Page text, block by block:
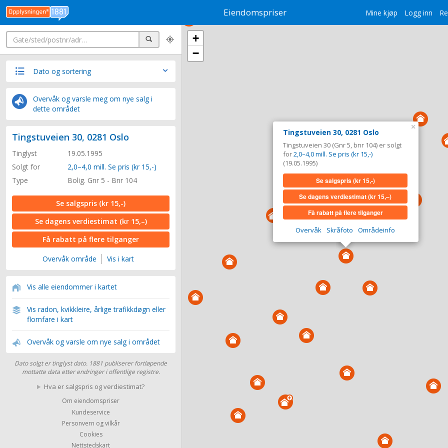
Mine kjøp Logg inn
Eiendomspriser
Søk
Dato og sortering
Overvåk og varsle meg om nye salg i
dette området
Tingstuveien 30, 0281 Oslo
Tinglyst
19.05.1995
Solgt for
2,0–4,0 mill. Se pris (kr 15,-)
Type
Bolig. Gnr 5 - Bnr 104
Se salgspris (kr 15,-)
Se dagens verdiestimat (kr 15,–)
Få rabatt på flere tilganger
Overvåk område Vis i kart
Vis alle eiendommer i kartet
Vis radon, kvikkleire, årlige trafikkdøgn eller
flomfare i kart
Overvåk og varsle om nye salg i området
Dato solgt er tinglyst dato. 1881 publiserer fortløpende
mottatte data etter endringer i offentlige registre.
Hva er salgspris og verdiestimat?
Om eiendomspriser
Kundeservice
Personvern og vilkår
Cookies
Nettstedskart
Tingstuveien 30, 0281 Oslo
Tingstuveien 30 (Gnr 5, bnr 104) er solgt
for2,0–4,0 mill. Se pris (kr 15,-)
(19.05.1995)
Se salgspris(kr 15,-)
Se dagens verdiestimat(kr 15,–)
Få rabatt på flere tilganger
Overvåk
Skråfoto Områdeinfo
×
+
−